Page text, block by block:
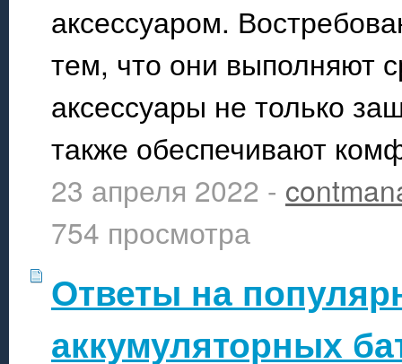
аксессуаром.
тем, что они выполняют
аксессуары не только
также обеспечивают
23 апреля 2022 -
754 просмотра
Ответы на
аккумуляторных